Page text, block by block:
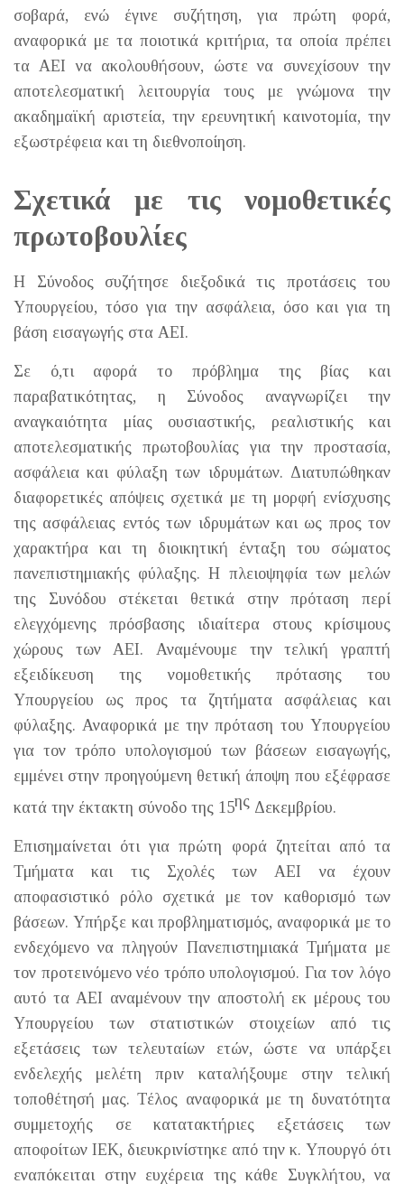
σοβαρά, ενώ έγινε συζήτηση, για πρώτη φορά,
αναφορικά με τα ποιοτικά κριτήρια, τα οποία πρέπει
τα ΑΕΙ να ακολουθήσουν, ώστε να συνεχίσουν την
αποτελεσματική λειτουργία τους με γνώμονα την
ακαδημαϊκή αριστεία, την ερευνητική καινοτομία, την
εξωστρέφεια και τη διεθνοποίηση.
Σχετικά με τις νομοθετικές
πρωτοβουλίες
Η Σύνοδος συζήτησε διεξοδικά τις προτάσεις του
Υπουργείου, τόσο για την ασφάλεια, όσο και για τη
βάση εισαγωγής στα ΑΕΙ.
Σε ό,τι αφορά το πρόβλημα της βίας και
παραβατικότητας, η Σύνοδος αναγνωρίζει την
αναγκαιότητα μίας ουσιαστικής, ρεαλιστικής και
αποτελεσματικής πρωτοβουλίας για την προστασία,
ασφάλεια και φύλαξη των ιδρυμάτων. Διατυπώθηκαν
διαφορετικές απόψεις σχετικά με τη μορφή ενίσχυσης
της ασφάλειας εντός των ιδρυμάτων και ως προς τον
χαρακτήρα και τη διοικητική ένταξη του σώματος
πανεπιστημιακής φύλαξης. Η πλειοψηφία των μελών
της Συνόδου στέκεται θετικά στην πρόταση περί
ελεγχόμενης πρόσβασης ιδιαίτερα στους κρίσιμους
χώρους των ΑΕΙ. Αναμένουμε την τελική γραπτή
εξειδίκευση της νομοθετικής πρότασης του
Υπουργείου ως προς τα ζητήματα ασφάλειας και
φύλαξης. Αναφορικά με την πρόταση του Υπουργείου
για τον τρόπο υπολογισμού των βάσεων εισαγωγής,
εμμένει στην προηγούμενη θετική άποψη που εξέφρασε
κατά την έκτακτη σύνοδο της 15ης Δεκεμβρίου.
Επισημαίνεται ότι για πρώτη φορά ζητείται από τα
Τμήματα και τις Σχολές των ΑΕΙ να έχουν
αποφασιστικό ρόλο σχετικά με τον καθορισμό των
βάσεων. Υπήρξε και προβληματισμός, αναφορικά με το
ενδεχόμενο να πληγούν Πανεπιστημιακά Τμήματα με
τον προτεινόμενο νέο τρόπο υπολογισμού. Για τον λόγο
αυτό τα ΑΕΙ αναμένουν την αποστολή εκ μέρους του
Υπουργείου των στατιστικών στοιχείων από τις
εξετάσεις των τελευταίων ετών, ώστε να υπάρξει
ενδελεχής μελέτη πριν καταλήξουμε στην τελική
τοποθέτησή μας. Τέλος αναφορικά με τη δυνατότητα
συμμετοχής σε κατατακτήριες εξετάσεις των
αποφοίτων ΙΕΚ, διευκρινίστηκε από την κ. Υπουργό ότι
εναπόκειται στην ευχέρεια της κάθε Συγκλήτου, να